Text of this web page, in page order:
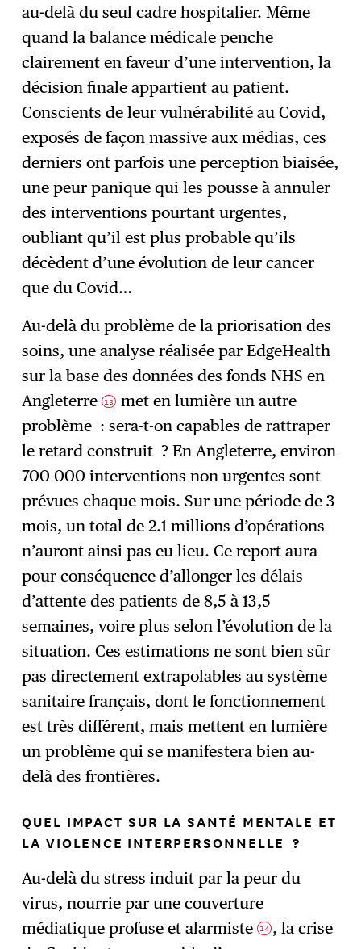
au-delà du seul cadre hospitalier. Même
quand la balance médicale penche
clairement en faveur d’une intervention, la
décision finale appartient au patient.
Conscients de leur vulnérabilité au Covid,
exposés de façon massive aux médias, ces
derniers ont parfois une perception biaisée,
une peur panique qui les pousse à annuler
des interventions pourtant urgentes,
oubliant qu’il est plus probable qu’ils
décèdent d’une évolution de leur cancer
que du Covid…
Au-delà du problème de la priorisation des
soins, une analyse réalisée par EdgeHealth
sur la base des données des fonds NHS en
Angleterre13 met en lumière un autre
problème : sera-t-on capables de rattraper
le retard construit ? En Angleterre, environ
700 000 interventions non urgentes sont
prévues chaque mois. Sur une période de 3
mois, un total de 2.1 millions d’opérations
n’auront ainsi pas eu lieu. Ce report aura
pour conséquence d’allonger les délais
d’attente des patients de 8,5 à 13,5
semaines, voire plus selon l’évolution de la
situation. Ces estimations ne sont bien sûr
pas directement extrapolables au système
sanitaire français, dont le fonctionnement
est très différent, mais mettent en lumière
un problème qui se manifestera bien au-
delà des frontières.
QUEL IMPACT SUR LA SANTÉ MENTALE ET
LA VIOLENCE INTERPERSONNELLE ?
Au-delà du stress induit par la peur du
virus, nourrie par une couverture
médiatique profuse et alarmiste14 , la crise